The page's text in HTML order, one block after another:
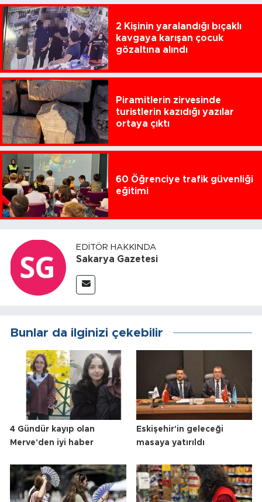
2 Kişinin yaralandığı bıçaklı
kavgaya karışan çocuk
gözaltına alındı
Piramitlerin zirvesinde
turistlerin kazıdığı yazılar
ortaya çıktı
60 Öğrenciye trafik güvenliği
eğitimi
EDITÖR HAKKINDA
Sakarya Gazetesi
Bunlar da ilginizi çekebilir
4 Gündür kayıp olan
Merve'den iyi haber
Eskişehir'in geleceği
masaya yatırıldı